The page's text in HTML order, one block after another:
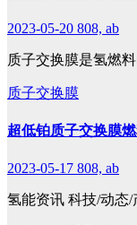
2023-05-20 808, ab
质子交换膜是氢燃
质子交换膜
超低铂质子交换膜
2023-05-17 808, ab
氢能资讯 科技/动态